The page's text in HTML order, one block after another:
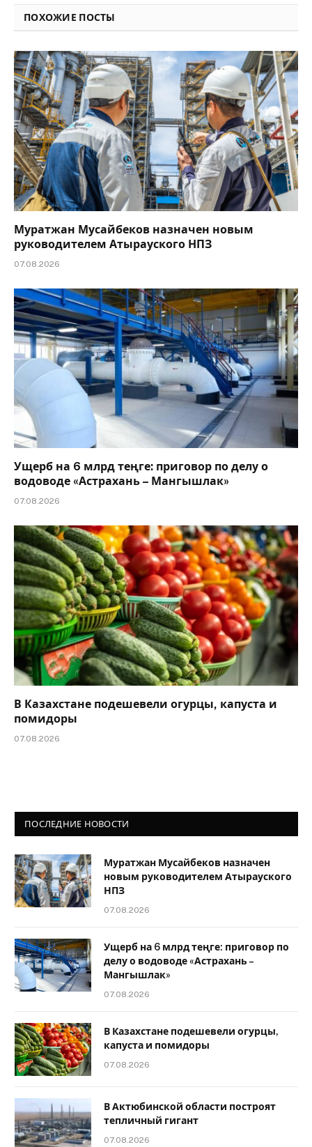
ПОХОЖИЕ ПОСТЫ
Муратжан Мусайбеков назначен новым
руководителем Атырауского НПЗ
07.08.2026
Ущерб на 6 млрд теңге: приговор по делу о
водоводе «Астрахань – Мангышлак»
07.08.2026
В Казахстане подешевели огурцы, капуста и
помидоры
07.08.2026
ПОСЛЕДНИЕ НОВОСТИ
Муратжан Мусайбеков назначен
новым руководителем Атырауского
НПЗ
07.08.2026
Ущерб на 6 млрд теңге: приговор по
делу о водоводе «Астрахань –
Мангышлак»
07.08.2026
В Казахстане подешевели огурцы,
капуста и помидоры
07.08.2026
В Актюбинской области построят
тепличный гигант
07.08.2026